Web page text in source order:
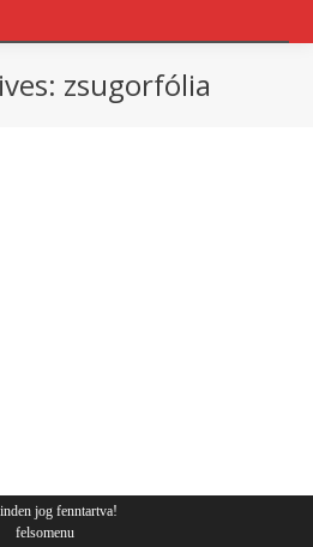
zsugorfólia
jog fenntartva!
felsomenu